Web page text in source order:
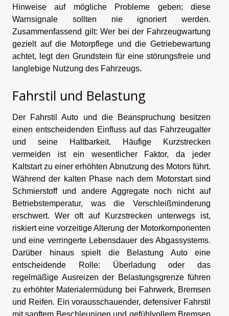
Hinweise auf mögliche Probleme geben; diese
Warnsignale sollten nie ignoriert werden.
Zusammenfassend gilt: Wer bei der Fahrzeugwartung
gezielt auf die Motorpflege und die Getriebewartung
achtet, legt den Grundstein für eine störungsfreie und
langlebige Nutzung des Fahrzeugs.
Fahrstil und Belastung
Der Fahrstil Auto und die Beanspruchung besitzen
einen entscheidenden Einfluss auf das Fahrzeugalter
und seine Haltbarkeit. Häufige Kurzstrecken
vermeiden ist ein wesentlicher Faktor, da jeder
Kaltstart zu einer erhöhten Abnutzung des Motors führt.
Während der kalten Phase nach dem Motorstart sind
Schmierstoff und andere Aggregate noch nicht auf
Betriebstemperatur, was die Verschleißminderung
erschwert. Wer oft auf Kurzstrecken unterwegs ist,
riskiert eine vorzeitige Alterung der Motorkomponenten
und eine verringerte Lebensdauer des Abgassystems.
Darüber hinaus spielt die Belastung Auto eine
entscheidende Rolle: Überladung oder das
regelmäßige Ausreizen der Belastungsgrenze führen
zu erhöhter Materialermüdung bei Fahrwerk, Bremsen
und Reifen. Ein vorausschauender, defensiver Fahrstil